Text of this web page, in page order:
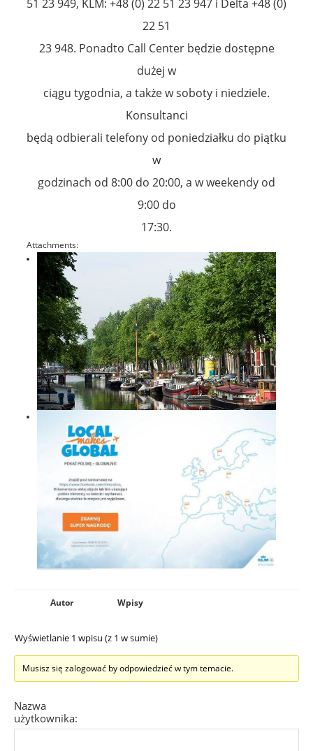
51 23 949, KLM: +48 (0) 22 51 23 947 i Delta +48 (0)
22 51
23 948. Ponadto Call Center będzie dostępne
dużej w
ciągu tygodnia, a także w soboty i niedziele.
Konsultanci
będą odbierali telefony od poniedziałku do piątku
w
godzinach od 8:00 do 20:00, a w weekendy od
9:00 do
17:30.
Attachments:
Autor Wpisy
Wyświetlanie 1 wpisu (z 1 w sumie)
Musisz się zalogować by odpowiedzieć w tym temacie.
Nazwa
użytkownika: